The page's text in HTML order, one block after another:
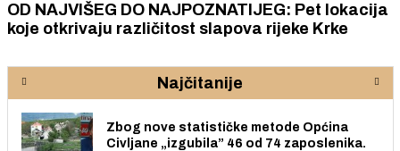
OD NAJVIŠEG DO NAJPOZNATIJEG: Pet lokacija
koje otkrivaju različitost slapova rijeke Krke
Najčitanije
Zbog nove statističke metode Općina
Civljane „izgubila” 46 od 74 zaposlenika.